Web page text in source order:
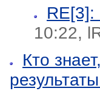
RE[3]:
10:22,
Кто